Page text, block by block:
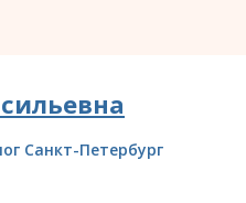
Санкт-Петербург